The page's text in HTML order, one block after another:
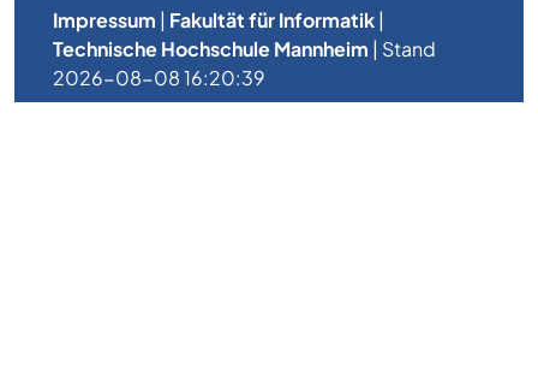
Impressum | Fakultät für Informatik|
Technische Hochschule Mannheim | Stand
2026-08-08 16:20:39